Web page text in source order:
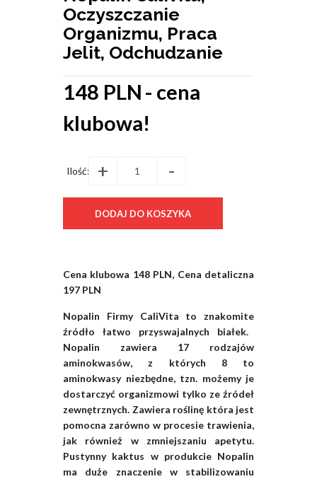
Oczyszczanie
Organizmu, Praca
Jelit, Odchudzanie
148 PLN - cena
klubowa!
Ilość: + -
Cena klubowa 148 PLN, Cena detaliczna
197 PLN
Nopalin Firmy CaliVita to znakomite
źródło łatwo przyswajalnych białek.
Nopalin zawiera 17 rodzajów
aminokwasów, z których 8 to
aminokwasy niezbędne, tzn. możemy je
dostarczyć organizmowi tylko ze źródeł
zewnętrznych. Zawiera roślinę która jest
pomocna zarówno w procesie trawienia,
jak również w zmniejszaniu apetytu.
Pustynny kaktus w produkcie Nopalin
ma duże znaczenie w stabilizowaniu